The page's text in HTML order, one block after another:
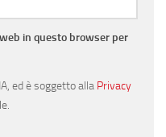
in questo browser per
ed è soggetto alla Privacy